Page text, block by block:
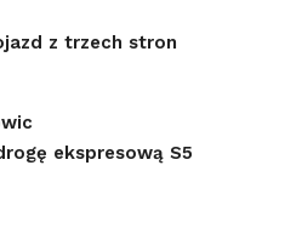
z trzech stron
ekspresową S5